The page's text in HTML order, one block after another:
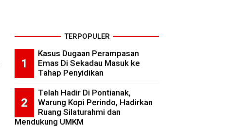
TERPOPULER
Kasus Dugaan Perampasan
Emas Di Sekadau Masuk ke
Tahap Penyidikan
Telah Hadir Di Pontianak,
Warung Kopi Perindo, Hadirkan
Ruang Silaturahmi dan
Mendukung UMKM